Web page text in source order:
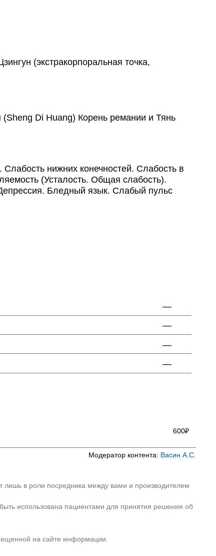
(экстракорпоральная точка,
Di Huang) Корень ремании и Тянь
нижних конечностей. Слабость в
(Усталость. Общая слабость).
Бледный язык. Слабый пульс
—
—
—
—
600₽
Модератор контента: Васин А.С.
лишь в роли посредника между вами и производителем
использована пациентами для принятия решения об
на сайте информации.